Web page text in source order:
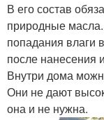
В его состав
природные
попадания влаги
после нанесения
Внутри дома
Они не дают
она и не нужна.